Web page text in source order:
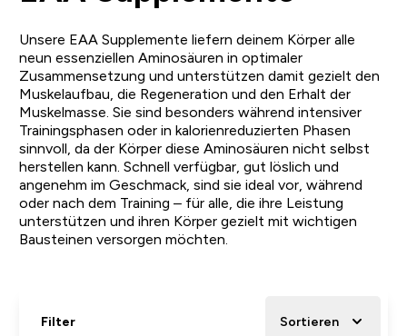
Unsere EAA Supplemente liefern deinem Körper alle
neun essenziellen Aminosäuren in optimaler
Zusammensetzung und unterstützen damit gezielt den
Muskelaufbau, die Regeneration und den Erhalt der
Muskelmasse. Sie sind besonders während intensiver
Trainingsphasen oder in kalorienreduzierten Phasen
sinnvoll, da der Körper diese Aminosäuren nicht selbst
herstellen kann. Schnell verfügbar, gut löslich und
angenehm im Geschmack, sind sie ideal vor, während
oder nach dem Training – für alle, die ihre Leistung
unterstützen und ihren Körper gezielt mit wichtigen
Bausteinen versorgen möchten.
Filter Sortieren